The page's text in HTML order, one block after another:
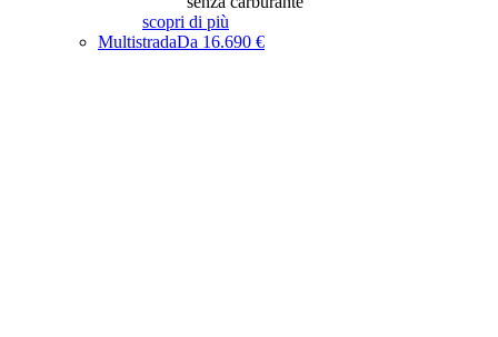
scopri di più
MultistradaDa 16.690 €